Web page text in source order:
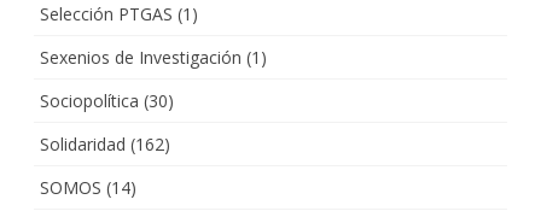
Selección PTGAS (1)
Sexenios de Investigación (1)
Sociopolítica (30)
Solidaridad (162)
SOMOS (14)